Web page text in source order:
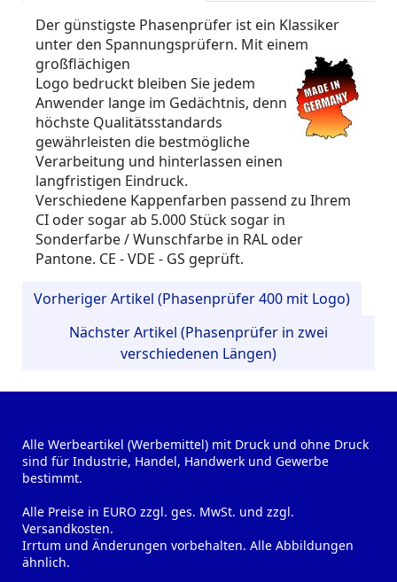
Der günstigste Phasenprüfer ist ein Klassiker
unter den Spannungsprüfern. Mit einem
großflächigen
Logo bedruckt bleiben Sie jedem
Anwender lange im Gedächtnis, denn
höchste Qualitätsstandards
gewährleisten die bestmögliche
Verarbeitung und hinterlassen einen
langfristigen Eindruck.
Verschiedene Kappenfarben passend zu Ihrem
CI oder sogar ab 5.000 Stück sogar in
Sonderfarbe / Wunschfarbe in RAL oder
Pantone. CE - VDE - GS geprüft.
Vorheriger Artikel (Phasenprüfer 400 mit Logo)
Nächster Artikel (Phasenprüfer in zwei
verschiedenen Längen)
Alle Werbeartikel (Werbemittel) mit Druck und ohne Druck
sind für Industrie, Handel, Handwerk und Gewerbe
bestimmt.
Alle Preise in EURO zzgl. ges. MwSt. und zzgl.
Versandkosten.
Irrtum und Änderungen vorbehalten. Alle Abbildungen
ähnlich.